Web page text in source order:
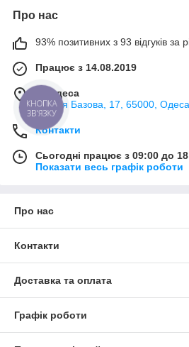
Про нас
93% позитивних з 93 відгуків за
Працює з 14.08.2019
м. Одеса
вулиця Базова, 17, 65000,
Контакти
Сьогодні працює з 09:00 до
Показати весь графік роботи
Про нас
Контакти
Доставка та оплата
Графік роботи
КНОПКА
ЗВ'ЯЗКУ